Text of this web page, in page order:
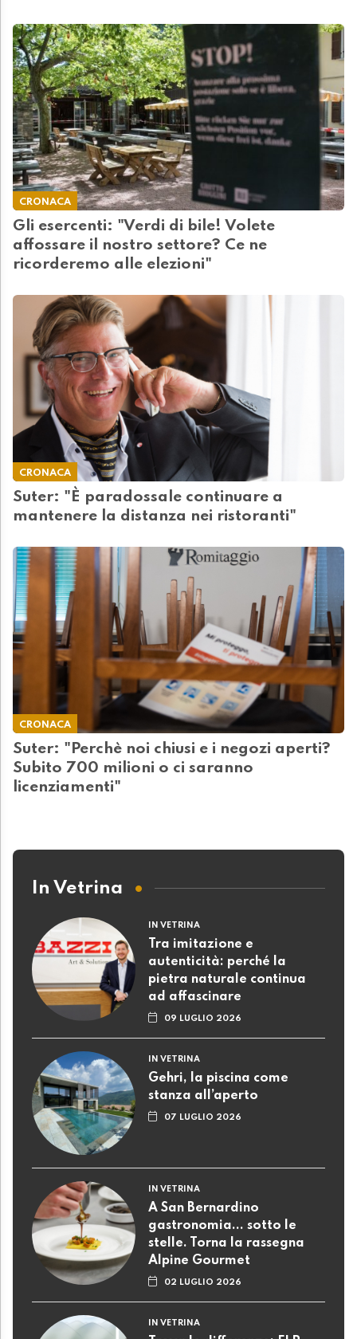
CRONACA
Gli esercenti: "Verdi di bile! Volete
affossare il nostro settore? Ce ne
ricorderemo alle elezioni"
CRONACA
Suter: "È paradossale continuare a
mantenere la distanza nei ristoranti"
CRONACA
Suter: "Perchè noi chiusi e i negozi aperti?
Subito 700 milioni o ci saranno
licenziamenti"
In Vetrina
IN VETRINA
Tra imitazione e
autenticità: perché la
pietra naturale continua
ad affascinare
09 LUGLIO 2026
IN VETRINA
Gehri, la piscina come
stanza all’aperto
07 LUGLIO 2026
IN VETRINA
A San Bernardino
gastronomia... sotto le
stelle. Torna la rassegna
Alpine Gourmet
02 LUGLIO 2026
IN VETRINA